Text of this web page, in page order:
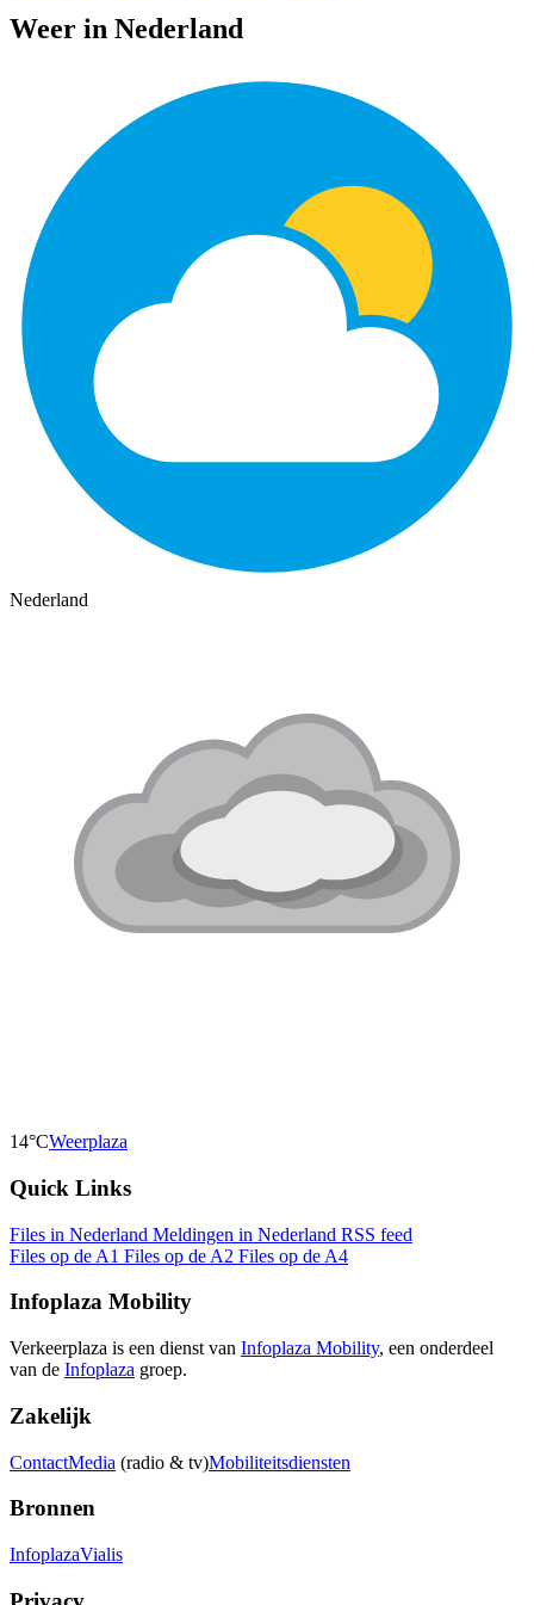
Weer in Nederland
Nederland
14°CWeerplaza
Quick Links
Files in Nederland Meldingen in Nederland RSS feed
Files op de A1 Files op de A2 Files op de A4
Infoplaza Mobility
Verkeerplaza is een dienst van Infoplaza Mobility, een onderdeel
van de Infoplaza groep.
Zakelijk
ContactMedia (radio & tv)Mobiliteitsdiensten
Bronnen
InfoplazaVialis